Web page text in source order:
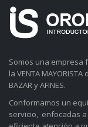
Somos una empresa
la VENTA MAYORISTA
BAZAR y AFINES.
Conformamos un
servicio, enfocadas